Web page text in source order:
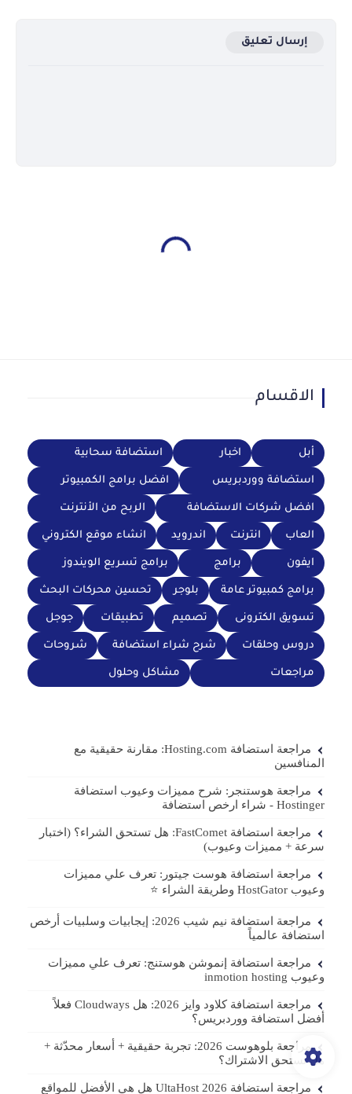
إرسال تعليق
الاقسام
أبل اخبار استضافة سحابية
استضافة ووردبريس افضل برامج الكمبيوتر
افضل شركات الاستضافة الربح من الأنترنت
العاب انترنت اندرويد انشاء موقع الكتروني
ايفون برامج برامج تسريع الويندوز
برامج كمبيوتر عامة بلوجر تحسين محركات البحث
تسويق الكترونى تصميم تطبيقات جوجل
دروس وحلقات شرح شراء استضافة شروحات
مراجعات مشاكل وحلول
مراجعة استضافة Hosting.com: مقارنة حقيقية مع
المنافسين
مراجعة هوستنجر: شرح مميزات وعيوب استضافة
Hostinger - شراء ارخص استضافة
مراجعة استضافة FastComet: هل تستحق الشراء؟ (اختبار
سرعة + مميزات وعيوب)
مراجعة استضافة هوست جيتور: تعرف علي مميزات
وعيوب HostGator وطريقة الشراء ⭐️
مراجعة استضافة نيم شيب 2026: إيجابيات وسلبيات أرخص
استضافة عالمياً
مراجعة استضافة إنموشن هوستنج: تعرف علي مميزات
وعيوب inmotion hosting
مراجعة استضافة كلاود وايز 2026: هل Cloudways فعلاً
أفضل استضافة ووردبريس؟
مراجعة بلوهوست 2026: تجربة حقيقية + أسعار محدّثة +
هل تستحق الاشتراك؟
مراجعة استضافة UltaHost 2026 هل هي الأفضل للمواقع